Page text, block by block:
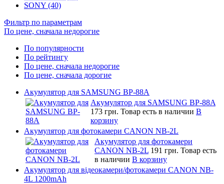
SONY (40)
Фильтр по параметрам
По цене, сначала недорогие
По популярности
По рейтингу
По цене, сначала недорогие
По цене, сначала дорогие
Акумулятор для SAMSUNG BP-88A
Акумулятор для SAMSUNG BP-88A
173 грн. Товар есть в наличии В
корзину
Акумулятор для фотокамери CANON NB-2L
Акумулятор для фотокамери
CANON NB-2L 191 грн. Товар есть
в наличии В корзину
Акумулятор для відеокамери/фотокамери CANON NB-
4L 1200mAh